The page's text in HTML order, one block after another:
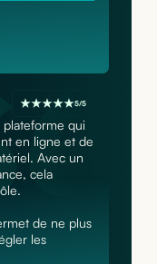
5/5
plateforme qui
en ligne et de
Avec un
cela
de ne plus
les